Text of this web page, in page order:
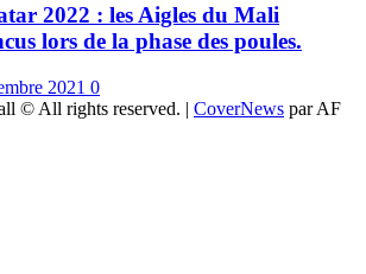
2022 : les Aigles du Mali
lors de la phase des poules.
2021 0
© All rights reserved. | CoverNews par AF